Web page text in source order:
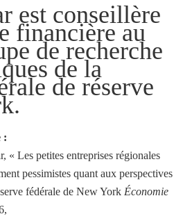
est conseillère
financière au
de recherche
de la
de réserve
:
« Les petites entreprises régionales
pessimistes quant aux perspectives
fédérale de New York Économie